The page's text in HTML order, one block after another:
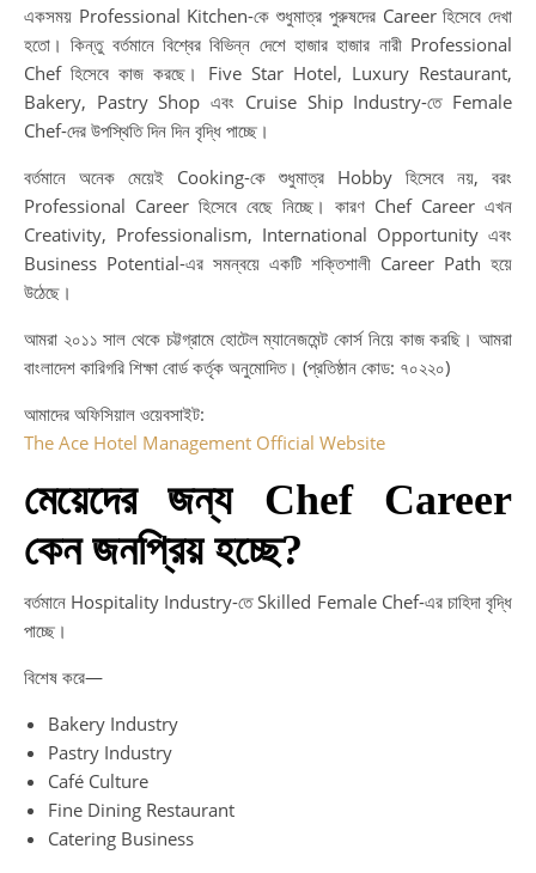
একসময় Professional Kitchen-কে শুধুমাত্র পুরুষদের Career হিসেবে দেখা
হতো। কিন্তু বর্তমানে বিশ্বের বিভিন্ন দেশে হাজার হাজার নারী Professional
Chef হিসেবে কাজ করছে। Five Star Hotel, Luxury Restaurant,
Bakery, Pastry Shop এবং Cruise Ship Industry-তে Female
Chef-দের উপস্থিতি দিন দিন বৃদ্ধি পাচ্ছে।
বর্তমানে অনেক মেয়েই Cooking-কে শুধুমাত্র Hobby হিসেবে নয়, বরং
Professional Career হিসেবে বেছে নিচ্ছে। কারণ Chef Career এখন
Creativity, Professionalism, International Opportunity এবং
Business Potential-এর সমন্বয়ে একটি শক্তিশালী Career Path হয়ে
উঠেছে।
আমরা ২০১১ সাল থেকে চট্টগ্রামে হোটেল ম্যানেজমেন্ট কোর্স নিয়ে কাজ করছি। আমরা
বাংলাদেশ কারিগরি শিক্ষা বোর্ড কর্তৃক অনুমোদিত। (প্রতিষ্ঠান কোড: ৭০২২০)
আমাদের অফিসিয়াল ওয়েবসাইট:
The Ace Hotel Management Official Website
মেয়েদের জন্য Chef Career
কেন জনপ্রিয় হচ্ছে?
বর্তমানে Hospitality Industry-তে Skilled Female Chef-এর চাহিদা বৃদ্ধি
পাচ্ছে।
বিশেষ করে—
Bakery Industry
Pastry Industry
Café Culture
Fine Dining Restaurant
Catering Business